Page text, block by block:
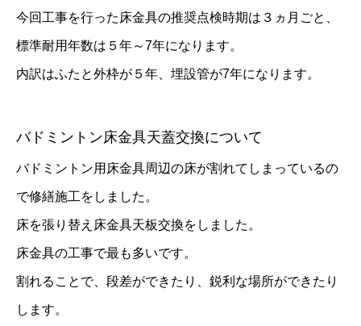
今回工事を行った床金具の推奨点検時期は３ヵ月ごと、
標準耐用年数は５年～7年になります。
内訳はふたと外枠が５年、埋設管が7年になります。
バドミントン床金具天蓋交換について
バドミントン用床金具周辺の床が割れてしまっているの
で修繕施工をしました。
床を張り替え床金具天板交換をしました。
床金具の工事で最も多いです。
割れることで、段差ができたり、鋭利な場所ができたり
します。